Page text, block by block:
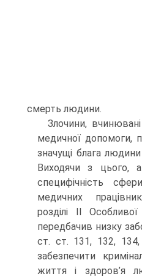
смерть людини.
Злочини,
медичної допомоги,
значущі блага
Виходячи з цього,
специфічність
медичних
розділі ІІ
передбачив низку
ст. ст. 131, 132, 134,
забезпечити
життя і здоров’я